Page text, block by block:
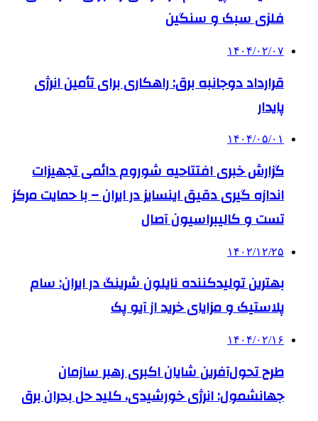
فلزی سبک و سنگین
۱۴۰۴/۰۲/۰۷
قرارداد دوجانبه برق: راهکاری برای تأمین انرژی
پایدار
۱۴۰۴/۰۵/۰۱
گزارش خبری افتتاحیه شوروم دائمی تجهیزات
اندازه گیری دقیق اینسایز در ایران – با حمایت مرکز
تست و کالیبراسیون آصال
۱۴۰۲/۱۲/۲۵
بهترین تولیدکننده نایلون شرینگ در ایران: سام
پلاستیک و مزایای خرید از آیو پک
۱۴۰۴/۰۲/۱۶
طرح تحول‌آفرین شایان اکبری رهبر سازمان
جهانشمول: انرژی خورشیدی، کلید حل بحران برق